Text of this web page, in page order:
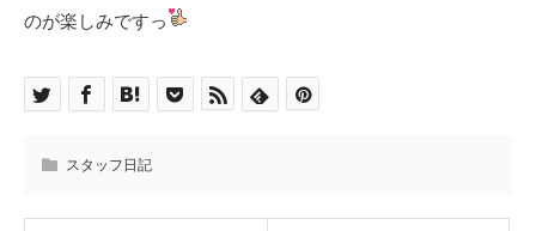
のが楽しみですっ
スタッフ日記